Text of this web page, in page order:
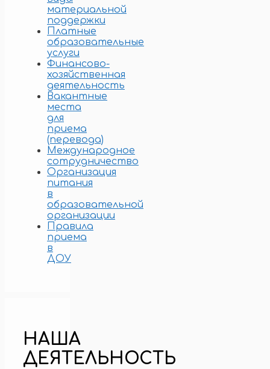
материальной
поддержки
Платные
образовательные
услуги
Финансово-
хозяйственная
деятельность
Вакантные
места
для
приема
(перевода)
Международное
сотрудничество
Организация
питания
в
образовательной
организации
Правила
приема
в
ДОУ
НАША
ДЕЯТЕЛЬНОСТЬ